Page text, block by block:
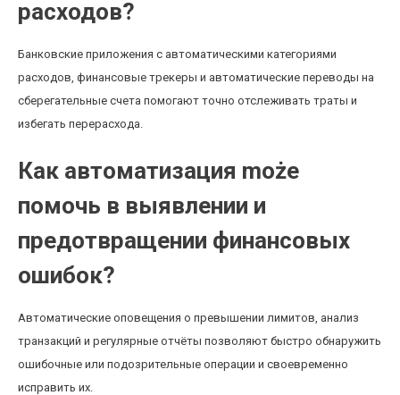
расходов?
Банковские приложения с автоматическими категориями
расходов, финансовые трекеры и автоматические переводы на
сберегательные счета помогают точно отслеживать траты и
избегать перерасхода.
Как автоматизация może
помочь в выявлении и
предотвращении финансовых
ошибок?
Автоматические оповещения о превышении лимитов, анализ
транзакций и регулярные отчёты позволяют быстро обнаружить
ошибочные или подозрительные операции и своевременно
исправить их.